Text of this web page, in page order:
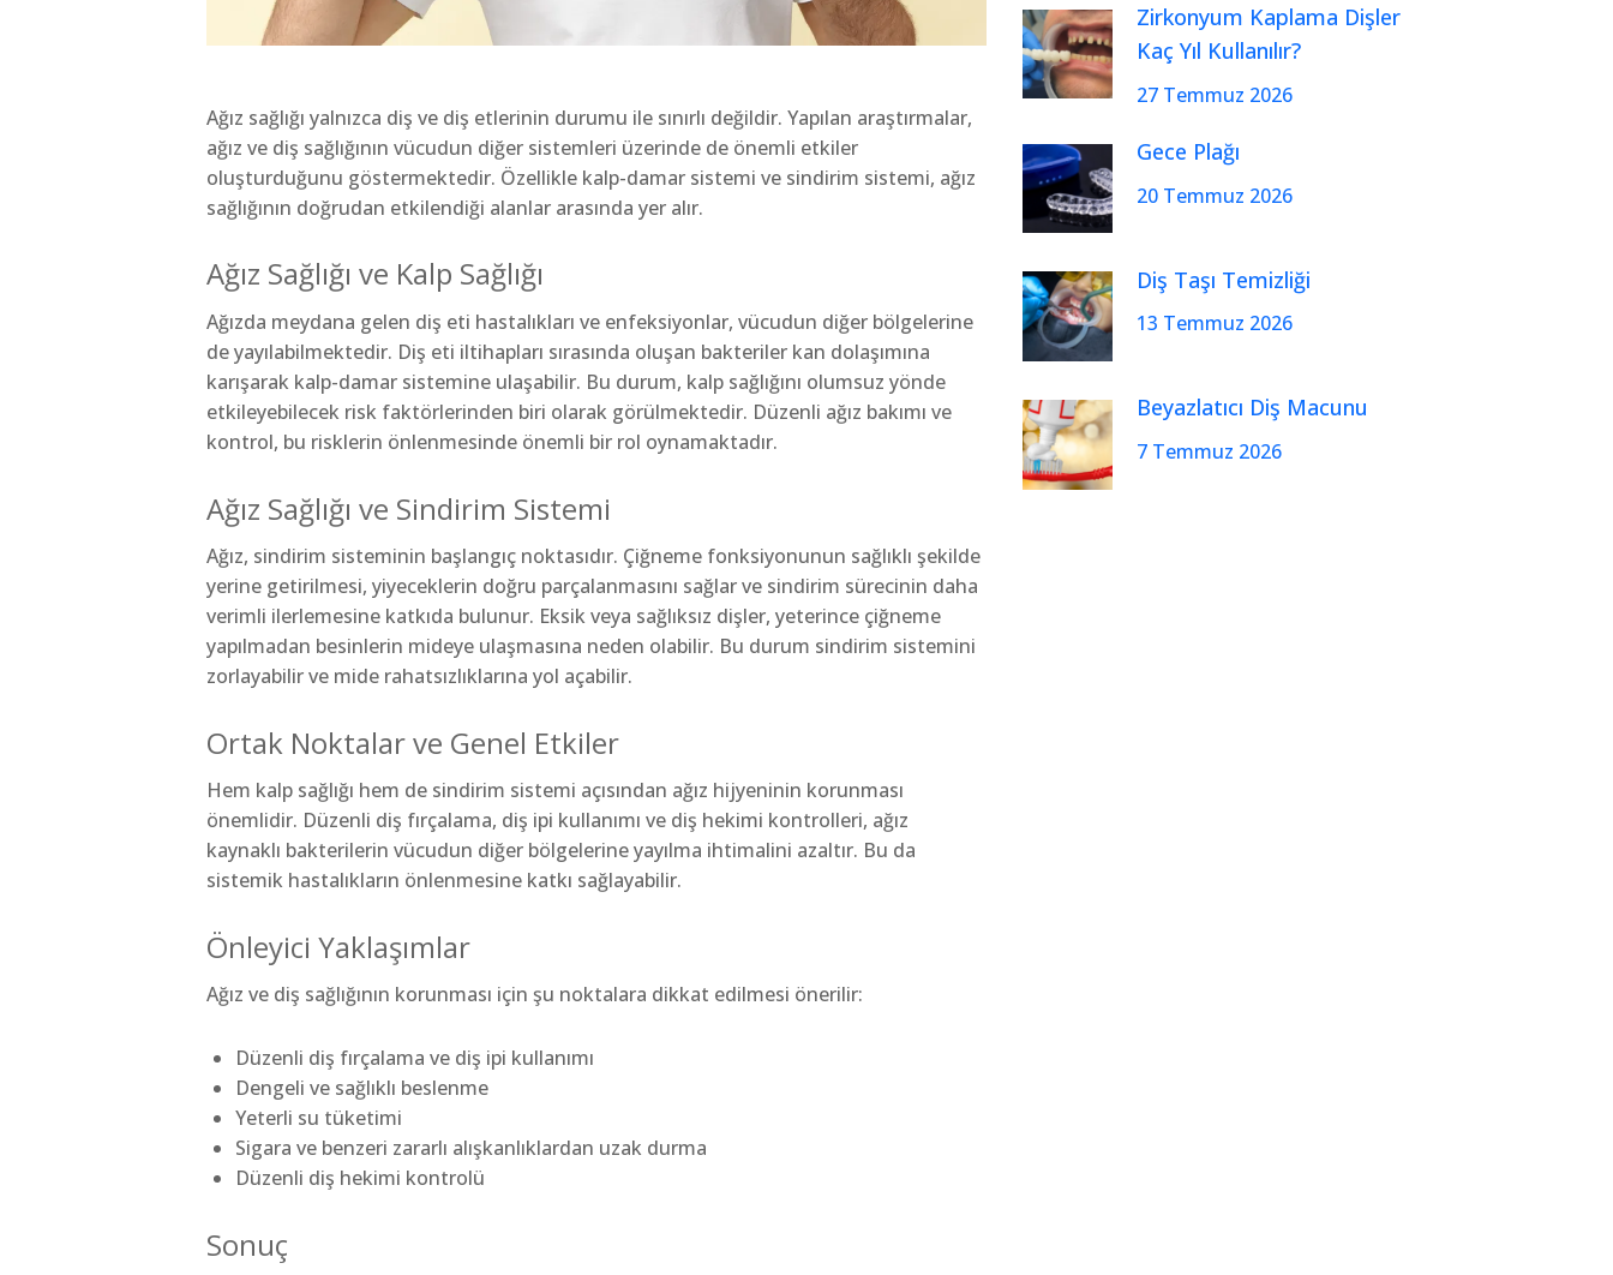
Ağız sağlığı yalnızca diş ve diş etlerinin durumu ile sınırlı değildir. Yapılan araştırmalar,
ağız ve diş sağlığının vücudun diğer sistemleri üzerinde de önemli etkiler
oluşturduğunu göstermektedir. Özellikle kalp-damar sistemi ve sindirim sistemi, ağız
sağlığının doğrudan etkilendiği alanlar arasında yer alır.
Ağız Sağlığı ve Kalp Sağlığı
Ağızda meydana gelen diş eti hastalıkları ve enfeksiyonlar, vücudun diğer bölgelerine
de yayılabilmektedir. Diş eti iltihapları sırasında oluşan bakteriler kan dolaşımına
karışarak kalp-damar sistemine ulaşabilir. Bu durum, kalp sağlığını olumsuz yönde
etkileyebilecek risk faktörlerinden biri olarak görülmektedir. Düzenli ağız bakımı ve
kontrol, bu risklerin önlenmesinde önemli bir rol oynamaktadır.
Ağız Sağlığı ve Sindirim Sistemi
Ağız, sindirim sisteminin başlangıç noktasıdır. Çiğneme fonksiyonunun sağlıklı şekilde
yerine getirilmesi, yiyeceklerin doğru parçalanmasını sağlar ve sindirim sürecinin daha
verimli ilerlemesine katkıda bulunur. Eksik veya sağlıksız dişler, yeterince çiğneme
yapılmadan besinlerin mideye ulaşmasına neden olabilir. Bu durum sindirim sistemini
zorlayabilir ve mide rahatsızlıklarına yol açabilir.
Ortak Noktalar ve Genel Etkiler
Hem kalp sağlığı hem de sindirim sistemi açısından ağız hijyeninin korunması
önemlidir. Düzenli diş fırçalama, diş ipi kullanımı ve diş hekimi kontrolleri, ağız
kaynaklı bakterilerin vücudun diğer bölgelerine yayılma ihtimalini azaltır. Bu da
sistemik hastalıkların önlenmesine katkı sağlayabilir.
Önleyici Yaklaşımlar
Ağız ve diş sağlığının korunması için şu noktalara dikkat edilmesi önerilir:
Düzenli diş fırçalama ve diş ipi kullanımı
Dengeli ve sağlıklı beslenme
Yeterli su tüketimi
Sigara ve benzeri zararlı alışkanlıklardan uzak durma
Düzenli diş hekimi kontrolü
Sonuç
Zirkonyum Kaplama Dişler
Kaç Yıl Kullanılır?
27 Temmuz 2026
Gece Plağı
20 Temmuz 2026
Diş Taşı Temizliği
13 Temmuz 2026
Beyazlatıcı Diş Macunu
7 Temmuz 2026